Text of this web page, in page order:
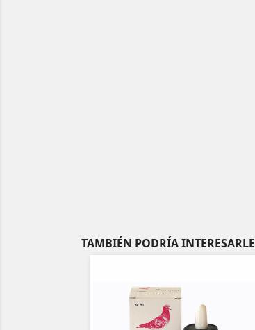
TAMBIÉN PODRÍA INTERESARLE